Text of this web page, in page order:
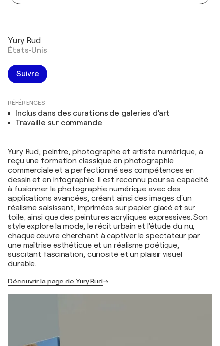
Yury Rud
États-Unis
Suivre
RÉFÉRENCES
Inclus dans des curations de galeries d'art
Travaille sur commande
Yury Rud, peintre, photographe et artiste numérique, a
reçu une formation classique en photographie
commerciale et a perfectionné ses compétences en
dessin et en infographie. Il est reconnu pour sa capacité
à fusionner la photographie numérique avec des
applications avancées, créant ainsi des images d'un
réalisme saisissant, imprimées sur papier glacé et sur
toile, ainsi que des peintures acryliques expressives. Son
style explore la mode, le récit urbain et l'étude du nu,
chaque œuvre cherchant à captiver le spectateur par
une maîtrise esthétique et un réalisme poétique,
suscitant fascination, curiosité et un plaisir visuel
durable.
Découvrir la page de Yury Rud